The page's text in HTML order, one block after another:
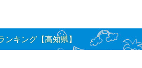
キング【高知県】